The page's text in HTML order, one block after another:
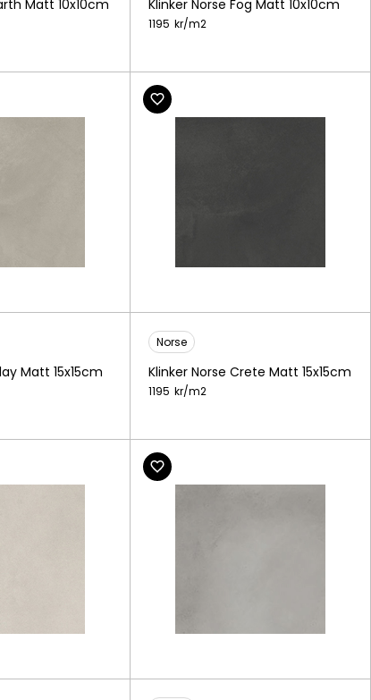
Matt 10x10cm Klinker Norse Fog Matt 10x10cm
1195 kr/m2
Matt 15x15cm
Norse
Klinker Norse Crete Matt 15x15cm
1195 kr/m2